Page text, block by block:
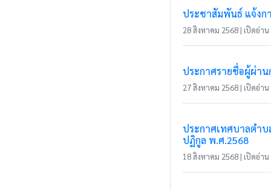
ประชาสัมพันธ์ แจ้งก
28 สิงหาคม 2568 | เปิดอ่าน
ประกาศรายชื่อผู้ผ่า
27 สิงหาคม 2568 | เปิดอ่าน
ประกาศเทศบาลตำ
ปฏิกูล พ.ศ.2568
18 สิงหาคม 2568 | เปิดอ่าน